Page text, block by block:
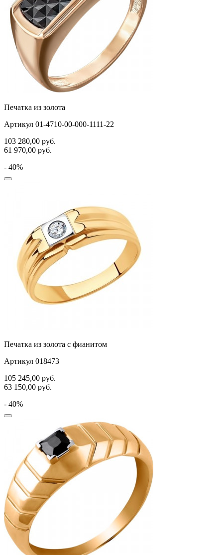
Печатка из золота
Артикул 01-4710-00-000-1111-22
103 280,00 руб.
61 970,00 руб.
- 40%
Печатка из золота с фианитом
Артикул 018473
105 245,00 руб.
63 150,00 руб.
- 40%